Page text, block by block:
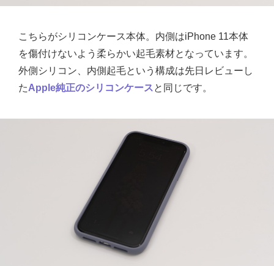
こちらがシリコンケース本体。内側はiPhone 11本体
を傷付けないよう柔らかい起毛素材となっています。
外側シリコン、内側起毛という構成は先日レビューし
たApple純正のシリコンケースと同じです。